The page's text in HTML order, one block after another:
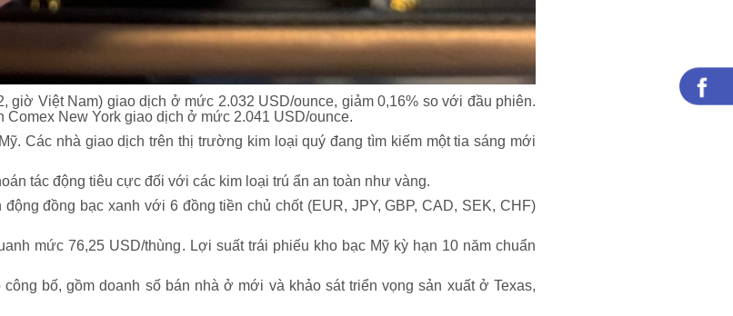
giờ Việt Nam) giao dịch ở mức 2.032 USD/ounce, giảm 0,16% so với đầu phiên.
New York giao dịch ở mức 2.041 USD/ounce.
Các nhà giao dịch trên thị trường kim loại quý đang tìm kiếm một tia sáng mới
tác động tiêu cực đối với các kim loại trú ẩn an toàn như vàng.
đồng bạc xanh với 6 đồng tiền chủ chốt (EUR, JPY, GBP, CAD, SEK, CHF)
mức 76,25 USD/thùng. Lợi suất trái phiếu kho bạc Mỹ kỳ hạn 10 năm chuẩn
bố, gồm doanh số bán nhà ở mới và khảo sát triển vọng sản xuất ở Texas,